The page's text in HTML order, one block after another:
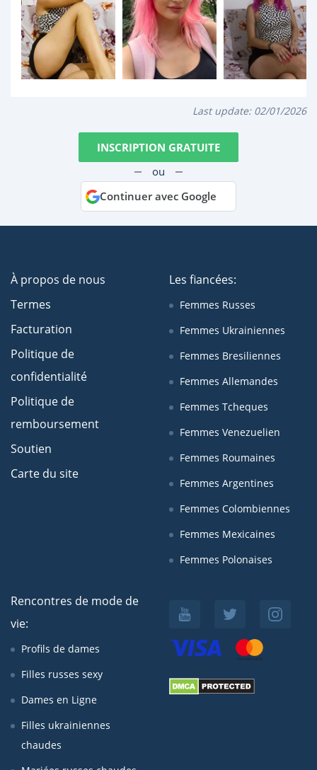
Last update: 02/01/2026
INSCRIPTION GRATUITE
ou
Continuer avec Google
À propos de nous
Termes
Facturation
Politique de
confidentialité
Politique de
remboursement
Soutien
Carte du site
Les fiancées:
Femmes Russes
Femmes Ukrainiennes
Femmes Bresiliennes
Femmes Allemandes
Femmes Tcheques
Femmes Venezuelien
Femmes Roumaines
Femmes Argentines
Femmes Colombiennes
Femmes Mexicaines
Femmes Polonaises
Rencontres de mode de
vie:
Profils de dames
Filles russes sexy
Dames en Ligne
Filles ukrainiennes
chaudes